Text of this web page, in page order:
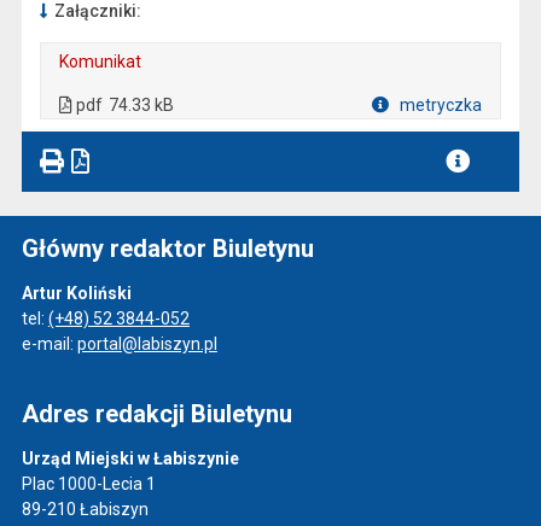
Załączniki:
Komunikat
pdf 74.33 kB metryczka
Główny redaktor Biuletynu
Artur Koliński
tel: (+48) 52 3844-052
e-mail: portal@labiszyn.pl
Adres redakcji Biuletynu
Urząd Miejski w Łabiszynie
Plac 1000-Lecia 1
89-210 Łabiszyn